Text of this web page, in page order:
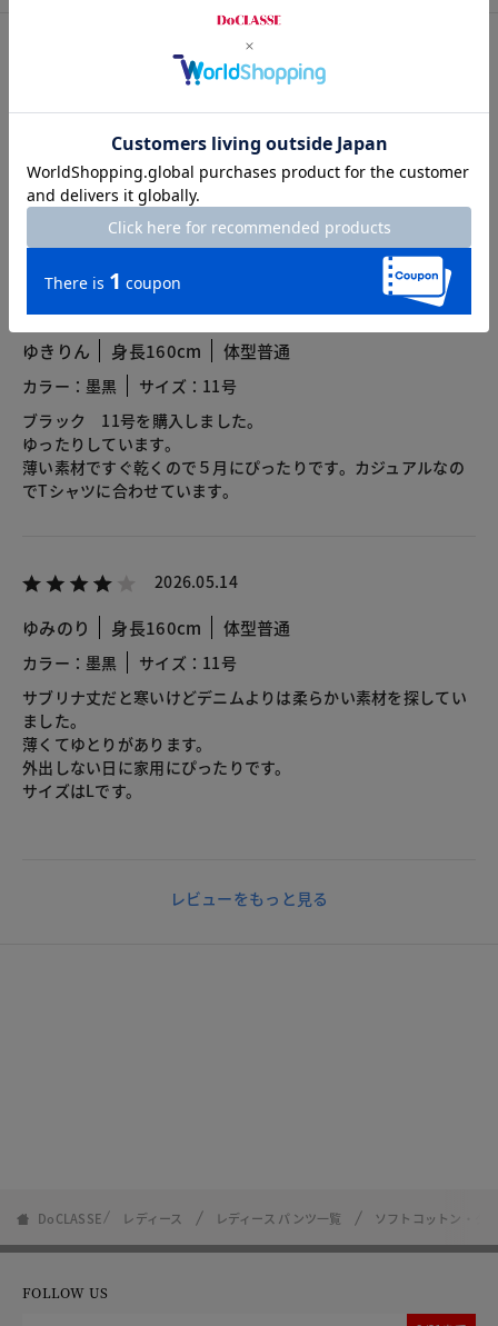
総合評価
3.3 6レビュー
ゆきりん 身長160cm 体型普通
カラー：墨黒
サイズ：11号
ブラック 11号を購入しました。
ゆったりしています。
薄い素材ですぐ乾くので５月にぴったりです。カジュアルなの
でTシャツに合わせています。
2026.05.14
ゆみのり 身長160cm 体型普通
カラー：墨黒
サイズ：11号
サブリナ丈だと寒いけどデニムよりは柔らかい素材を探してい
ました。
薄くてゆとりがあります。
外出しない日に家用にぴったりです。
サイズはLです。
レビューをもっと見る
DoCLASSE レディース レディース パンツ一覧 ソフトコットン・タ
FOLLOW US